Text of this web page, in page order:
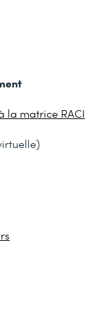
la matrice RACI